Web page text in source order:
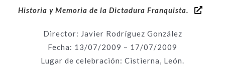
Historia y Memoria de la Dictadura Franquista.
Director: Javier Rodríguez González
Fecha: 13/07/2009 – 17/07/2009
Lugar de celebración: Cistierna, León.